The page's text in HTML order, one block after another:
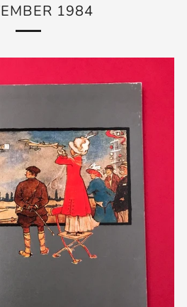
1984